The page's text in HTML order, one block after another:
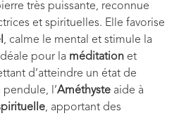
très puissante, reconnue
et spirituelles. Elle favorise
, calme le mental et stimule la
pour la méditation et
d’atteindre un état de
l’Améthyste aide à
, apportant des